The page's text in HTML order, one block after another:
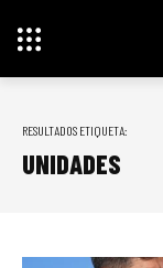
RESULTADOS ETIQUETA:
UNIDADES